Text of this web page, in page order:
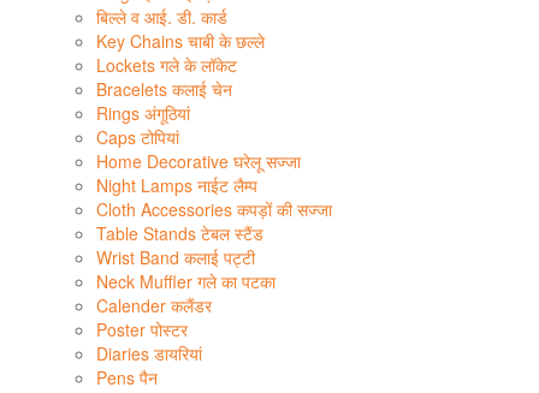
बिल्ले व आई. डी. कार्ड
Key Chains चाबी के छल्ले
Lockets गले के लॉकेट
Bracelets कलाई चेन
Rings अंगूठियां
Caps टोपियां
Home Decorative घरेलू सज्जा
Night Lamps नाईट लैम्प
Cloth Accessories कपड़ों की सज्जा
Table Stands टेबल स्टैंड
Wrist Band कलाई पट्टी
Neck Muffler गले का पटका
Calender कलैंडर
Poster पोस्टर
Diaries डायरियां
Pens पैन